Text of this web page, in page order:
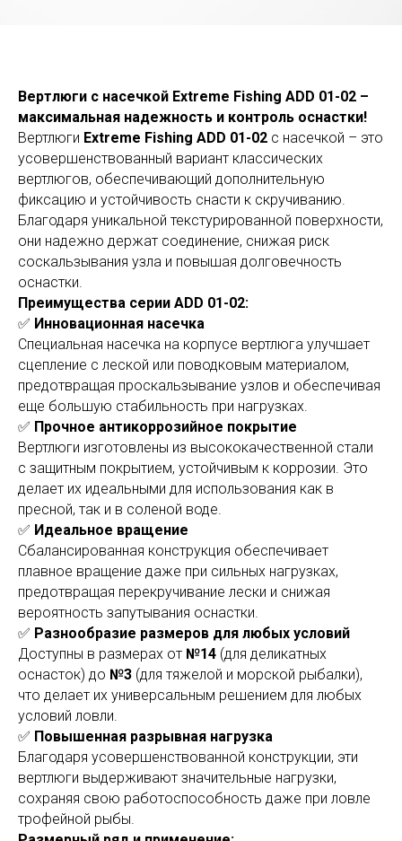
Вертлюги с насечкой Extreme Fishing ADD 01-02 –
максимальная надежность и контроль оснастки!
Вертлюги Extreme Fishing ADD 01-02 с насечкой – это
усовершенствованный вариант классических
вертлюгов, обеспечивающий дополнительную
фиксацию и устойчивость снасти к скручиванию.
Благодаря уникальной текстурированной поверхности,
они надежно держат соединение, снижая риск
соскальзывания узла и повышая долговечность
оснастки.
Преимущества серии ADD 01-02:
✅ Инновационная насечка
Специальная насечка на корпусе вертлюга улучшает
сцепление с леской или поводковым материалом,
предотвращая проскальзывание узлов и обеспечивая
еще большую стабильность при нагрузках.
✅ Прочное антикоррозийное покрытие
Вертлюги изготовлены из высококачественной стали
с защитным покрытием, устойчивым к коррозии. Это
делает их идеальными для использования как в
пресной, так и в соленой воде.
✅ Идеальное вращение
Сбалансированная конструкция обеспечивает
плавное вращение даже при сильных нагрузках,
предотвращая перекручивание лески и снижая
вероятность запутывания оснастки.
✅ Разнообразие размеров для любых условий
Доступны в размерах от №14 (для деликатных
оснасток) до №3 (для тяжелой и морской рыбалки),
что делает их универсальным решением для любых
условий ловли.
✅ Повышенная разрывная нагрузка
Благодаря усовершенствованной конструкции, эти
вертлюги выдерживают значительные нагрузки,
сохраняя свою работоспособность даже при ловле
трофейной рыбы.